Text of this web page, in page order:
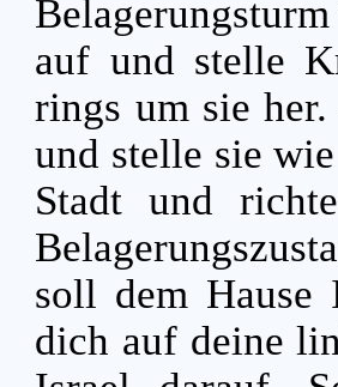
auf und stelle
rings um sie her.
und stelle sie
Stadt und
soll dem
dich auf deine